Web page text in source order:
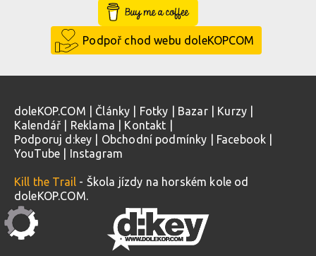
Buy Me a Coffee
Podpoř chod webu doleKOPCOM
doleKOP.COM Články Fotky Bazar| Kurzy
Kalendář
Reklama Kontakt
Podporuj d:key
Obchodní podmínky Facebook
YouTube
Instagram
Kill the Trail - Škola jízdy na horském kole od
doleKOP.COM.